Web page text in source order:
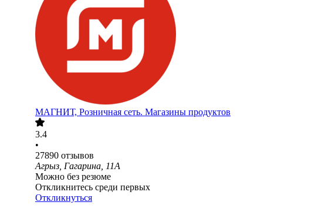
МАГНИТ, Розничная сеть. Магазины продуктов
3.4
•
27890 отзывов
Агрыз, Гагарина, 11А
Можно без резюме
Откликнитесь среди первых
Откликнуться